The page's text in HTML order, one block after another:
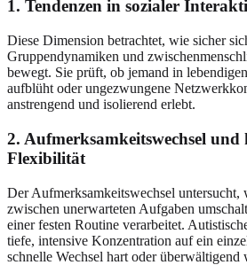
1. Tendenzen in sozialer
Diese Dimension betrachtet, wie sicher
Gruppendynamiken und
bewegt. Sie prüft, ob jemand in
aufblüht oder ungezwungene
anstrengend und isolierend erlebt.
2. Aufmerksamkeitswechsel
Flexibilität
Der Aufmerksamkeitswechsel untersucht,
zwischen unerwarteten Aufgaben
einer festen Routine verarbeitet.
tiefe, intensive Konzentration auf ein
schnelle Wechsel hart oder überwältigend